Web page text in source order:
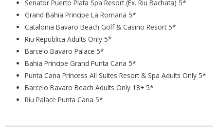
Senator Puerto Plata Spa Resort (Ex. Riu Bachata) 5*
Grand Bahia Principe La Romana 5*
Catalonia Bavaro Beach Golf & Casino Resort 5*
Riu Republica Adults Only 5*
Barcelo Bavaro Palace 5*
Bahia Principe Grand Punta Cana 5*
Punta Cana Princess All Suites Resort & Spa Adults Only 5*
Barcelo Bavaro Beach Adults Only 18+ 5*
Riu Palace Punta Cana 5*